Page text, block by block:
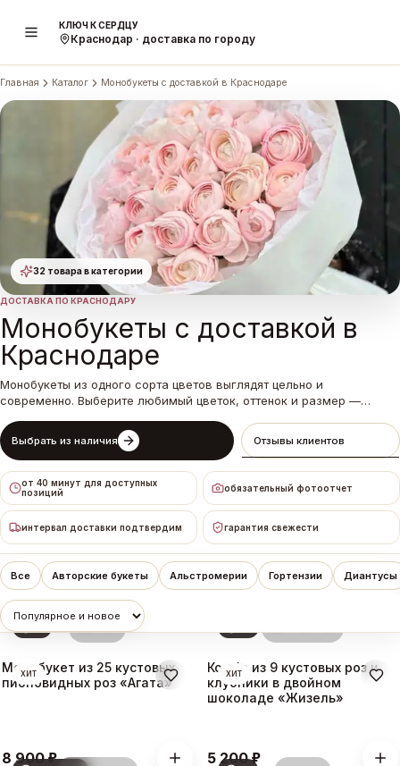
КЛЮЧ К СЕРДЦУ
Краснодар · доставка по городу
Главная Каталог Монобукеты с доставкой в Краснодаре
ДОСТАВКА ПО КРАСНОДАРУ
Монобукеты с доставкой в
Краснодаре
Монобукеты из одного сорта цветов выглядят цельно и
современно. Выберите любимый цветок, оттенок и размер —
Выбрать из наличия Отзывы клиентов
32 товарав категории
от 40 минут для доступных
позиций
обязательный фотоотчет
интервал доставки подтвердим гарантия свежести
Все Авторские букеты Альстромерии Гортензии Диантусы
ХИТ
Монобукет из 25 кустовых
пионовидных роз «Агата»
8 900 ₽
ХИТ
Комбо из 9 кустовых роз и
клубники в двойном
шоколаде «Жизель»
5 200 ₽